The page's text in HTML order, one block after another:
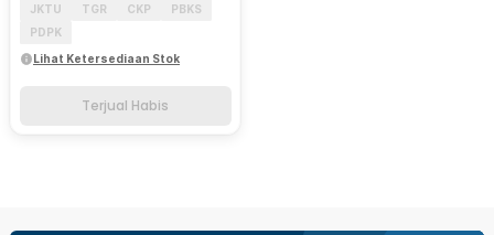
JKTU
TGR CKP
PBKS
PDPK
Lihat Ketersediaan Stok
Terjual Habis